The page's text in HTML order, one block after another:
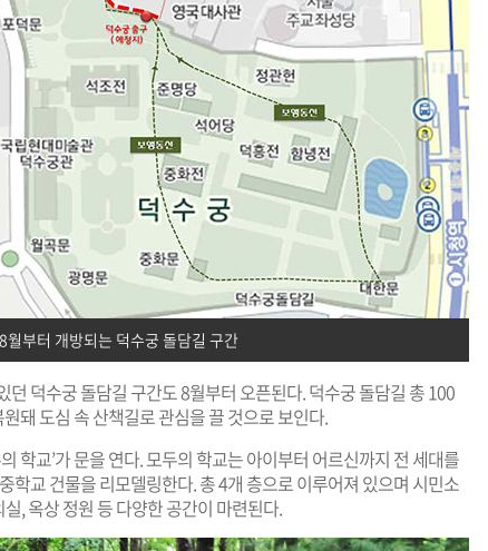
8월부터 개방되는 덕수궁 돌담길 구간
던 덕수궁 돌담길 구간도 8월부터 오픈된다. 덕수궁 돌담길 총 100
돼 도심 속 산책길로 관심을 끌 것으로 보인다.
학교’가 문을 연다. 모두의 학교는 아이부터 어르신까지 전 세대를
학교 건물을 리모델링한다. 총 4개 층으로 이루어져 있으며 시민소
, 옥상 정원 등 다양한 공간이 마련된다.